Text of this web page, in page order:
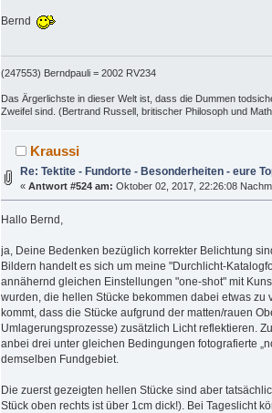
Bernd
(247553) Berndpauli = 2002 RV234
Das Ärgerlichste in dieser Welt ist, dass die Dummen
Zweifel sind. (Bertrand Russell, britischer Philosoph und
Kraussi
Re: Tektite - Fundorte - Besonderheiten - eure
«Antwort #524 am: Oktober 02, 2017, 22:26:08
Hallo Bernd,
ja, Deine Bedenken bezüglich korrekter Belichtung
Bildern handelt es sich um meine "Durchlicht-
annähernd gleichen Einstellungen "one-shot" mit
wurden, die hellen Stücke bekommen dabei etwas zu
kommt, dass die Stücke aufgrund der matten/rauen
Umlagerungsprozesse) zusätzlich Licht reflektieren.
anbei drei unter gleichen Bedingungen fotografierte
demselben Fundgebiet.
Die zuerst gezeigten hellen Stücke sind aber
Stück oben rechts ist über 1cm dick!). Bei Tageslicht